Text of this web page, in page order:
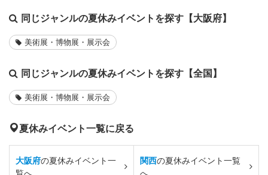
同じジャンルの夏休みイベントを探す【大阪府】
美術展・博物展・展示会
同じジャンルの夏休みイベントを探す【全国】
美術展・博物展・展示会
夏休みイベント一覧に戻る
大阪府の夏休みイベント一
覧へ
関西の夏休みイベント一覧
へ